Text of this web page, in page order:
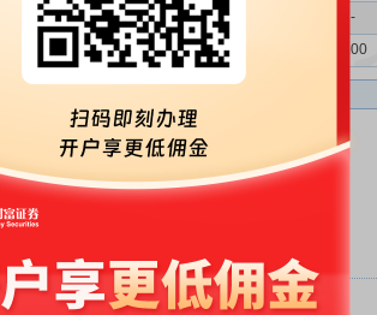
朱旭华 减持 38.00 0.45% -
君安证券资... 减持 196.55 2.30% 0.00
政策宣介会”在广州举办
有资金回购股份稳定股价
业长牛不惧风浪（附名单）
年未增持？金融街互动平台遭投资者诘问